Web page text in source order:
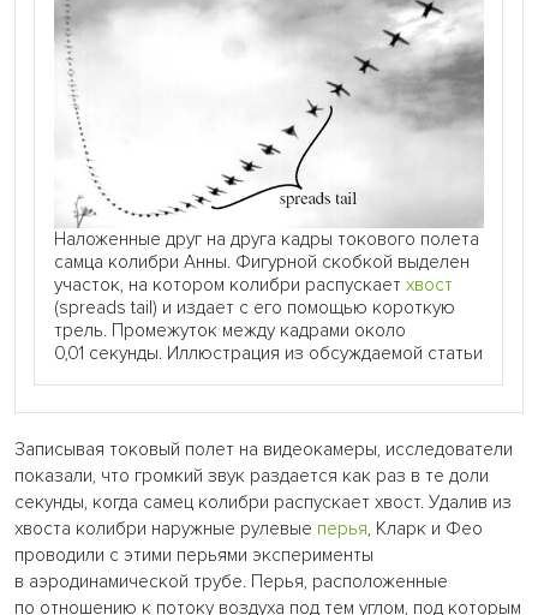
Наложенные друг на друга кадры токового полета
самца колибри Анны. Фигурной скобкой выделен
участок, на котором колибри распускает хвост
(spreads tail) и издает с его помощью короткую
трель. Промежуток между кадрами около
0,01 секунды. Иллюстрация из обсуждаемой статьи
Записывая токовый полет на видеокамеры, исследователи
показали, что громкий звук раздается как раз в те доли
секунды, когда самец колибри распускает хвост. Удалив из
хвоста колибри наружные рулевые перья, Кларк и Фео
проводили с этими перьями эксперименты
в аэродинамической трубе. Перья, расположенные
по отношению к потоку воздуха под тем углом, под которым